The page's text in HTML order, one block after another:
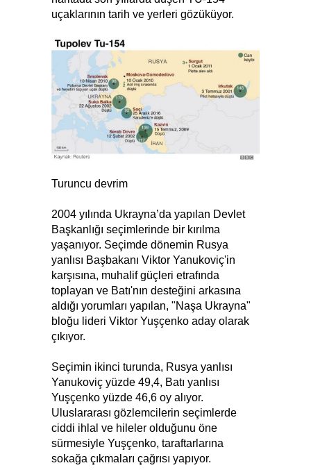
uçaklarının tarih ve yerleri gözüküyor.
Turuncu devrim
2004 yılında Ukrayna’da yapılan Devlet
Başkanlığı seçimlerinde bir kırılma
yaşanıyor. Seçimde dönemin Rusya
yanlısı Başbakanı Viktor Yanukoviç'in
karşısına, muhalif güçleri etrafında
toplayan ve Batı'nın desteğini arkasına
aldığı yorumları yapılan, "Naşa Ukrayna"
bloğu lideri Viktor Yuşçenko aday olarak
çıkıyor.
Seçimin ikinci turunda, Rusya yanlısı
Yanukoviç yüzde 49,4, Batı yanlısı
Yuşçenko yüzde 46,6 oy alıyor.
Uluslararası gözlemcilerin seçimlerde
ciddi ihlal ve hileler olduğunu öne
sürmesiyle Yuşçenko, taraftarlarına
sokağa çıkmaları çağrısı yapıyor.